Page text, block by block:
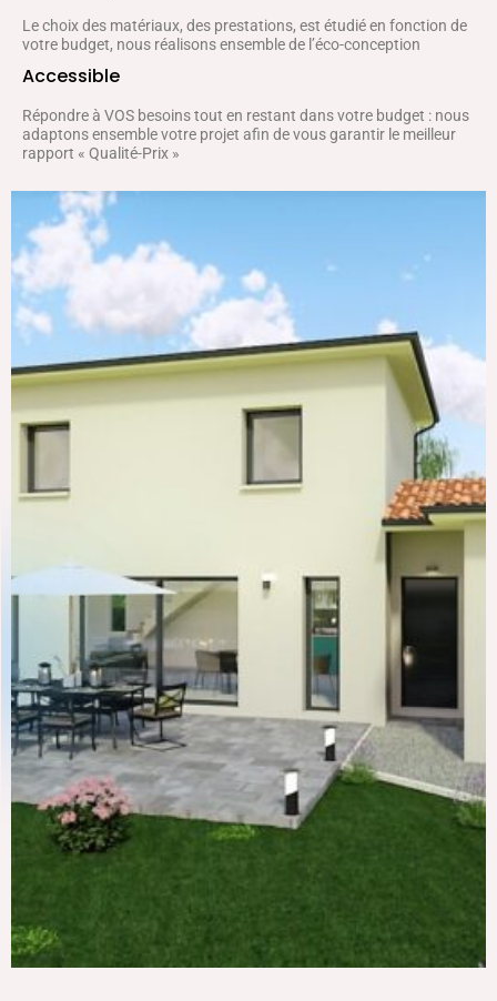
Le choix des matériaux, des prestations, est étudié en fonction de
votre budget, nous réalisons ensemble de l’éco-conception
Accessible
Répondre à VOS besoins tout en restant dans votre budget : nous
adaptons ensemble votre projet afin de vous garantir le meilleur
rapport « Qualité-Prix »